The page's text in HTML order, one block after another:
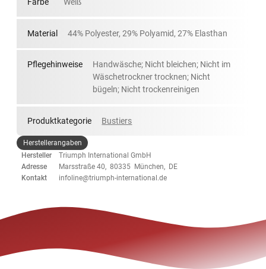
Material 44% Polyester, 29% Polyamid, 27% Elasthan
Pflegehinweise
Handwäsche; Nicht bleichen; Nicht im
Wäschetrockner trocknen; Nicht
bügeln; Nicht trockenreinigen
Produktkategorie Bustiers
Herstellerangaben
Hersteller
Triumph International GmbH
Adresse
Marsstraße 40, 80335 München, DE
Kontakt
infoline@triumph-international.de